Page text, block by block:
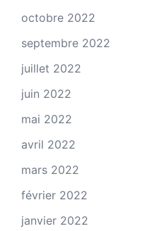
octobre 2022
septembre 2022
juillet 2022
juin 2022
mai 2022
avril 2022
mars 2022
février 2022
janvier 2022